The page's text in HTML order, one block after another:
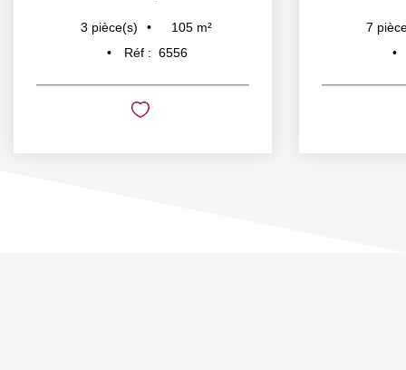
3 pièce(s) 105 m²
Réf : 6556
7